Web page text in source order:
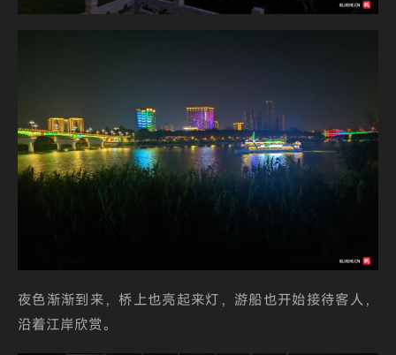
夜色渐渐到来，桥上也亮起来灯，游船也开始接待客人，
沿着江岸欣赏。